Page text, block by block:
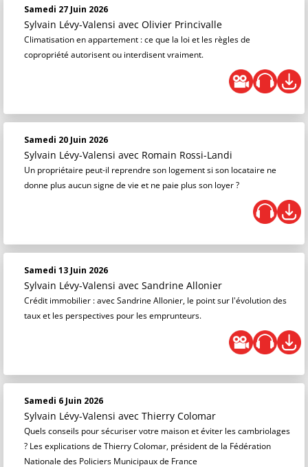
Samedi 27 Juin 2026
Sylvain Lévy-Valensi avec Olivier Princivalle
Climatisation en appartement : ce que la loi et les règles de
copropriété autorisent ou interdisent vraiment.
Samedi 20 Juin 2026
Sylvain Lévy-Valensi avec Romain Rossi-Landi
Un propriétaire peut-il reprendre son logement si son locataire ne
donne plus aucun signe de vie et ne paie plus son loyer ?
Samedi 13 Juin 2026
Sylvain Lévy-Valensi avec Sandrine Allonier
Crédit immobilier : avec Sandrine Allonier, le point sur l'évolution des
taux et les perspectives pour les emprunteurs.
Samedi 6 Juin 2026
Sylvain Lévy-Valensi avec Thierry Colomar
Quels conseils pour sécuriser votre maison et éviter les cambriolages
? Les explications de Thierry Colomar, président de la Fédération
Nationale des Policiers Municipaux de France